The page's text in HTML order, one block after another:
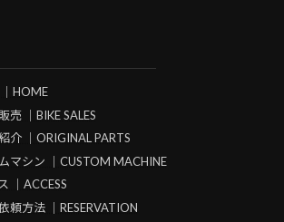
HOME
売 ｜BIKE SALES
介 ｜ORIGINAL PARTS
マシン ｜CUSTOM MACHINE
｜ACCESS
頼方法 ｜RESERVATION